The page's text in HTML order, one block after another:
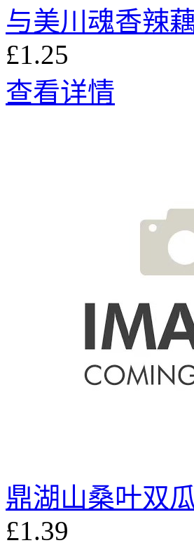
与美川魂香辣
£1.25
查看详情
鼎湖山桑叶双
£1.39